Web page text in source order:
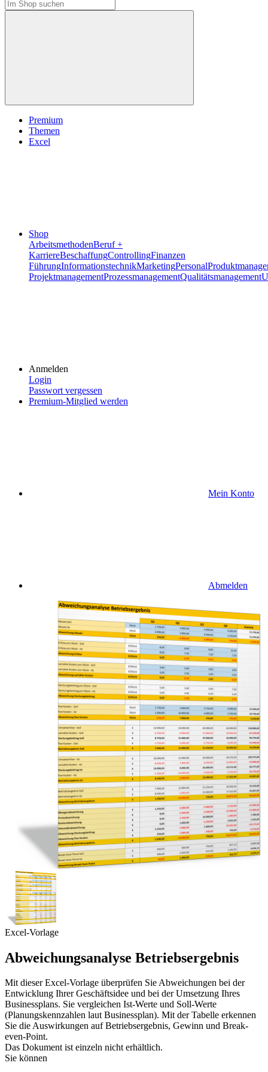
Premium
Themen
Excel
Shop
ArbeitsmethodenBeruf +
KarriereBeschaffungControllingFinanzen
FührungInformationstechnikMarketingPersonal
ProjektmanagementProzessmanagementQualitätsmanagement
Anmelden
Login
Passwort vergessen
Premium-Mitglied werden
Mein Konto
Abmelden
Excel-Vorlage
Abweichungsanalyse Betriebsergebnis
Mit dieser Excel-Vorlage überprüfen Sie Abweichungen bei der
Entwicklung Ihrer Geschäftsidee und bei der Umsetzung Ihres
Businessplans. Sie vergleichen Ist-Werte und Soll-Werte
(Planungskennzahlen laut Businessplan). Mit der Tabelle erkennen
Sie die Auswirkungen auf Betriebsergebnis, Gewinn und Break-
even-Point.
Das Dokument ist einzeln nicht erhältlich.
Sie können